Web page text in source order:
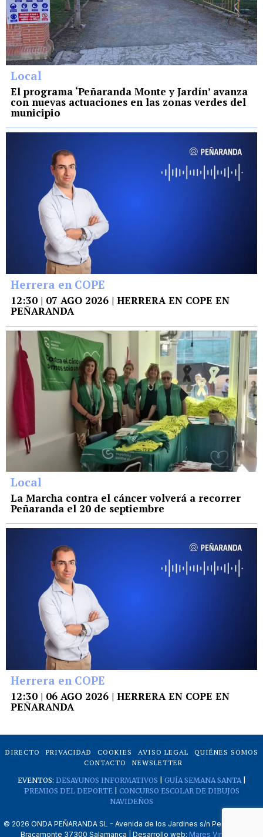
Local
El programa ‘Peñaranda Monte y Jardín’ avanza
con nuevas actuaciones en las zonas verdes del
municipio
Herrera en COPE
12:30 | 07 AGO 2026 | HERRERA EN COPE EN
PEÑARANDA
Local
La Marcha contra el cáncer volverá a recorrer
Peñaranda el 20 de septiembre
Herrera en COPE
12:30 | 06 AGO 2026 | HERRERA EN COPE EN
PEÑARANDA
DIRECTO PRIVACIDAD COOKIES AVISO LEGAL
QUIÉNES SOMOS
CONTACTO
NEWSLETTER
EVENTOS: DESAYUNOS INFORMATIVOS GUÍA SEMANA SANTA|
PREMIOS DEL DEPORTE| CONCURSO ESCOLAR DE DIBUJOS
NAVIDEÑOS
© 2026 ONDA PEÑARANDA SL - Avenida de los Jardines s/n Peñaranda de
Bracamonte 37300 Salamanca | Desarrollo web: Mares Virtuales